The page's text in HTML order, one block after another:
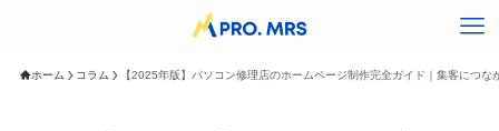
ホーム コラム 【2025年版】パソコン修理店のホームページ制作完全ガイド｜集客につな